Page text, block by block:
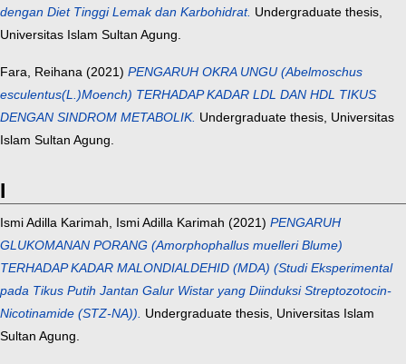
dengan Diet Tinggi Lemak dan Karbohidrat. Undergraduate thesis,
Universitas Islam Sultan Agung.
Fara, Reihana (2021) PENGARUH OKRA UNGU (Abelmoschus
esculentus(L.)Moench) TERHADAP KADAR LDL DAN HDL TIKUS
DENGAN SINDROM METABOLIK. Undergraduate thesis, Universitas
Islam Sultan Agung.
I
Ismi Adilla Karimah, Ismi Adilla Karimah (2021) PENGARUH
GLUKOMANAN PORANG (Amorphophallus muelleri Blume)
TERHADAP KADAR MALONDIALDEHID (MDA) (Studi Eksperimental
pada Tikus Putih Jantan Galur Wistar yang Diinduksi Streptozotocin-
Nicotinamide (STZ-NA)). Undergraduate thesis, Universitas Islam
Sultan Agung.